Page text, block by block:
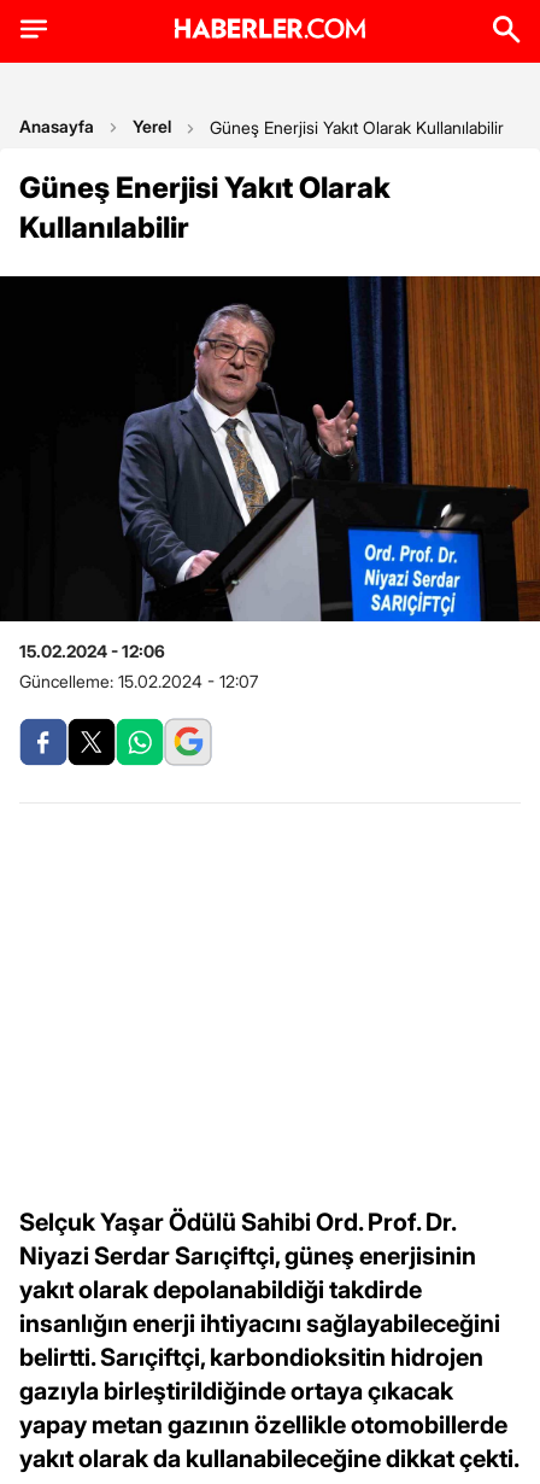
Anasayfa Yerel Güneş Enerjisi Yakıt Olarak Kullanılabilir
Güneş Enerjisi Yakıt Olarak
Kullanılabilir
15.02.2024 - 12:06
Güncelleme: 15.02.2024 - 12:07
Selçuk Yaşar Ödülü Sahibi Ord. Prof. Dr.
Niyazi Serdar Sarıçiftçi, güneş enerjisinin
yakıt olarak depolanabildiği takdirde
insanlığın enerji ihtiyacını sağlayabileceğini
belirtti. Sarıçiftçi, karbondioksitin hidrojen
gazıyla birleştirildiğinde ortaya çıkacak
yapay metan gazının özellikle otomobillerde
yakıt olarak da kullanabileceğine dikkat çekti.